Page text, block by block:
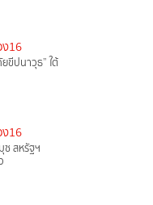
16
ขีปนาวุธ” ใต้
16
ซ สหรัฐฯ